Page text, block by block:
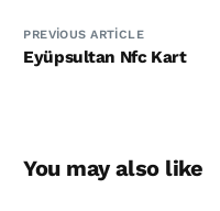
PREVIOUS ARTICLE
Eyüpsultan Nfc Kart
You may also like